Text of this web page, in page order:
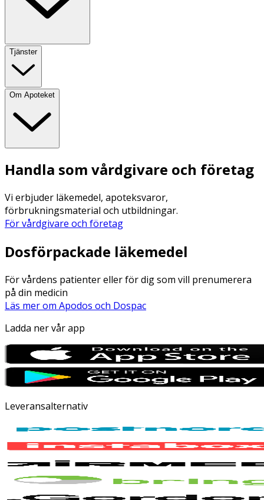
Tjänster
Om Apoteket
Handla som vårdgivare och företag
Vi erbjuder läkemedel, apoteksvaror,
förbrukningsmaterial och utbildningar.
För vårdgivare och företag
Dosförpackade läkemedel
För vårdens patienter eller för dig som vill prenumerera
på din medicin
Läs mer om Apodos och Dospac
Ladda ner vår app
Leveransalternativ